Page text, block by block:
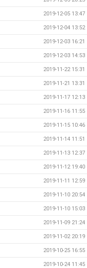
2019-12-05 13:47
2019-12-04 13:52
2019-12-03 16:21
2019-12-03 14:53
2019-11-22 15:31
2019-11-21 13:31
2019-11-17 12:13
2019-11-16 11:55
2019-11-15 10:46
2019-11-14 11:51
2019-11-13 12:37
2019-11-12 19:40
2019-11-11 12:59
2019-11-10 20:54
2019-11-10 15:03
2019-11-09 21:24
2019-11-02 20:19
2019-10-25 16:55
2019-10-24 11:45